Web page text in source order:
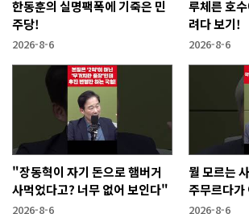
한동훈의 실명팩폭에 기죽은 민
주당!
2026-8-6
루체른 호
려다 보기!
2026-8-6
"장동혁이 자기 돈으로 햄버거
사먹었다고? 너무 없어 보인다"
2026-8-6
뭘 모르는
주무르다가
2026-8-6